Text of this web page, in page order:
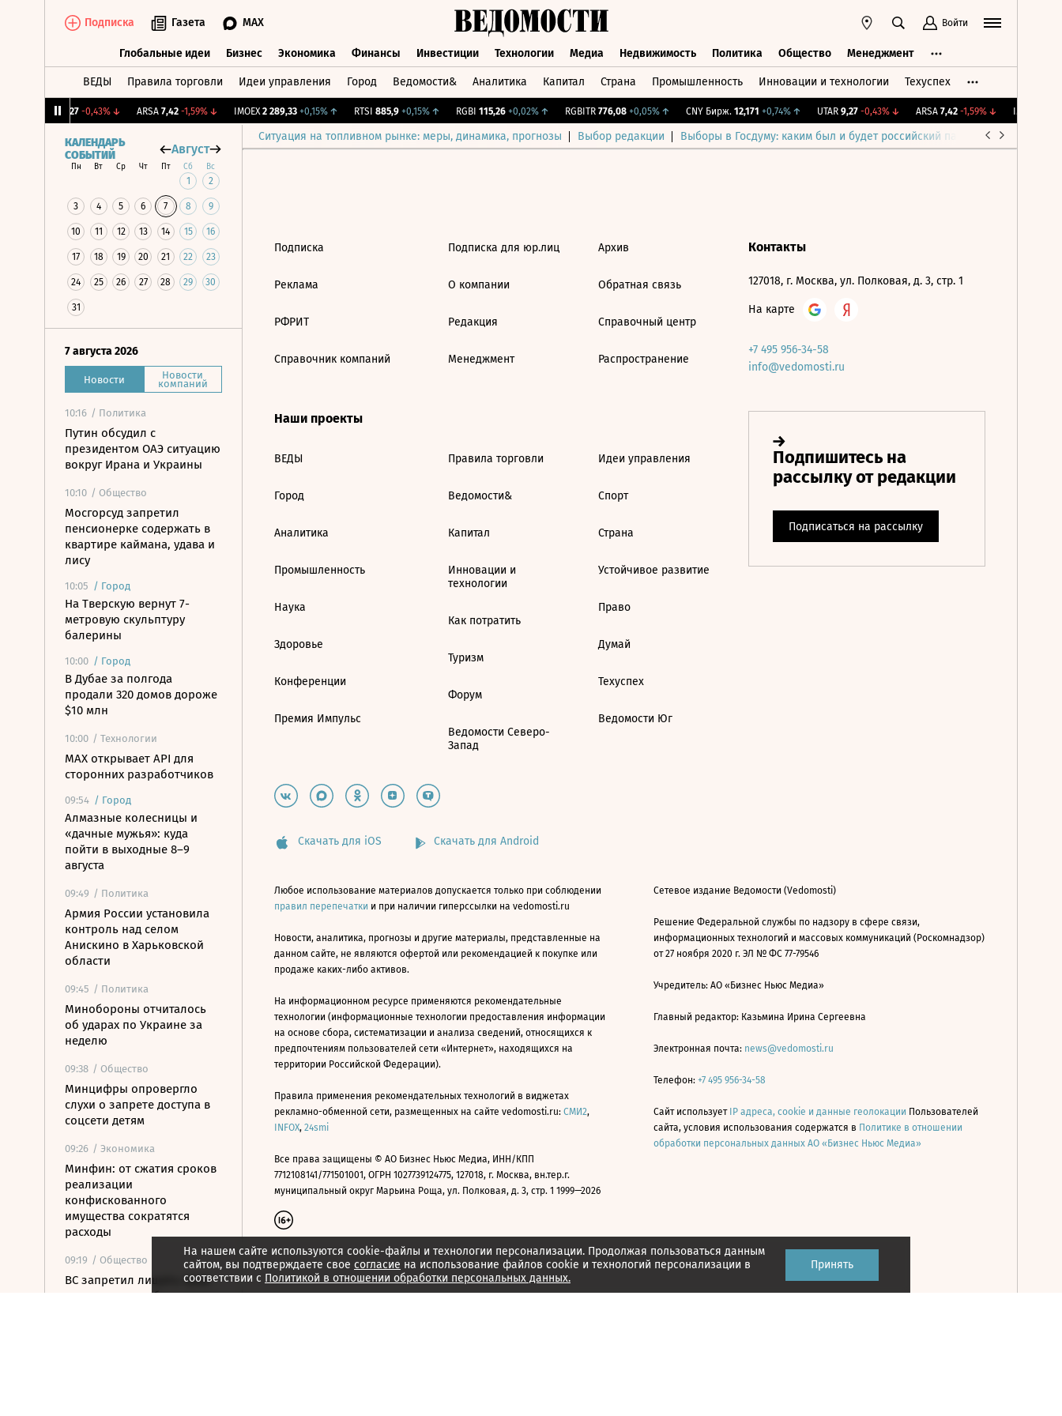
Подписка Газета MAX Войти
Глобальные идеи Бизнес Экономика Финансы Инвестиции Технологии Медиа Недвижимость Политика Общество Менеджмент
ВЕДЫ Правила торговли Идеи управления Город Ведомости& Аналитика Капитал Страна Промышленность Инновации и технологии Техуспех
9,27 -0,43%↓ ARSA 7,42 -1,59%↓ IMOEX 2 289,33 +0,15%↑ RTSI 885,9 +0,15%↑ RGBI 115,26 +0,02%↑ RGBITR 776,08 +0,05%↑ CNY Бирж. 12,171 +0,74%↑ UTAR 9,27 -0,43%↓ ARSA 7,42 -1,59%↓ IMOEX
Ситуация на топливном рынке: меры, динамика, прогнозы Выбор редакции Выборы в Госдуму: каким был и будет российский парламент
КАЛЕНДАРЬ
СОБЫТИЙ
Август
Пн Вт Ср Чт Пт Сб Вс
1 2
3 4 5 6 7 8 9
10 11 12 13 14 15 16
17 18 19 20 21 22 23
24 25 26 27 28 29 30
31
7 августа 2026
Новости Новости
компаний
10:16 / Политика
Путин обсудил с
президентом ОАЭ ситуацию
вокруг Ирана и Украины
10:10 / Общество
Мосгорсуд запретил
пенсионерке содержать в
квартире каймана, удава и
лису
10:05 / Город
На Тверскую вернут 7-
метровую скульптуру
балерины
10:00 / Город
В Дубае за полгода
продали 320 домов дороже
$10 млн
10:00 / Технологии
MAX открывает API для
сторонних разработчиков
09:54 / Город
Алмазные колесницы и
«дачные мужья»: куда
пойти в выходные 8–9
августа
09:49 / Политика
Армия России установила
контроль над селом
Анискино в Харьковской
области
09:45 / Политика
Минобороны отчиталось
об ударах по Украине за
неделю
09:38 / Общество
Минцифры опровергло
слухи о запрете доступа в
соцсети детям
09:26 / Экономика
Минфин: от сжатия сроков
реализации
конфискованного
имущества сократятся
расходы
09:19 / Общество
ВС запретил лишать прав
за пьяную езду без
На нашем сайте используются cookie-файлы и технологии персонализации. Продолжая пользоваться данным
сайтом, вы подтверждаете свое согласие на использование файлов cookie и технологий персонализации в
соответствии с Политикой в отношении обработки персональных данных.
Принять
Подписка
Реклама
РФРИТ
Справочник компаний
Подписка для юр.лиц
О компании
Редакция
Менеджмент
Архив
Обратная связь
Справочный центр
Распространение
Наши проекты
ВЕДЫ
Город
Аналитика
Промышленность
Наука
Здоровье
Конференции
Премия Импульс
Правила торговли
Ведомости&
Капитал
Инновации и
технологии
Как потратить
Туризм
Форум
Ведомости Северо-
Запад
Идеи управления
Спорт
Страна
Устойчивое развитие
Право
Думай
Техуспех
Ведомости Юг
Контакты
127018, г. Москва, ул. Полковая, д. 3, стр. 1
На карте
+7 495 956-34-58
info@vedomosti.ru
Скачать для iOS Скачать для Android
Любое использование материалов допускается только при соблюдении
правил перепечатки и при наличии гиперссылки на vedomosti.ru
Новости, аналитика, прогнозы и другие материалы, представленные на
данном сайте, не являются офертой или рекомендацией к покупке или
продаже каких-либо активов.
На информационном ресурсе применяются рекомендательные
технологии (информационные технологии предоставления информации
на основе сбора, систематизации и анализа сведений, относящихся к
предпочтениям пользователей сети «Интернет», находящихся на
территории Российской Федерации).
Правила применения рекомендательных технологий в виджетах
рекламно-обменной сети, размещенных на сайте vedomosti.ru: СМИ2,
INFOX, 24smi
Все права защищены © АО Бизнес Ньюс Медиа, ИНН/КПП
7712108141/771501001, ОГРН 1027739124775, 127018, г. Москва, вн.тер.г.
муниципальный округ Марьина Роща, ул. Полковая, д. 3, стр. 1 1999—2026
Сетевое издание Ведомости (Vedomosti)
Решение Федеральной службы по надзору в сфере связи,
информационных технологий и массовых коммуникаций (Роскомнадзор)
от 27 ноября 2020 г. ЭЛ № ФС 77-79546
Учредитель: АО «Бизнес Ньюс Медиа»
Главный редактор: Казьмина Ирина Сергеевна
Электронная почта: news@vedomosti.ru
Телефон: +7 495 956-34-58
Сайт использует IP адреса, cookie и данные геолокации Пользователей
сайта, условия использования содержатся в Политике в отношении
обработки персональных данных АО «Бизнес Ньюс Медиа»